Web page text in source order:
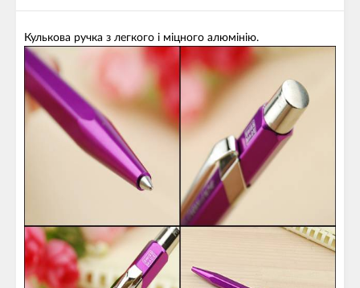
Кулькова ручка з легкого і міцного алюмінію.